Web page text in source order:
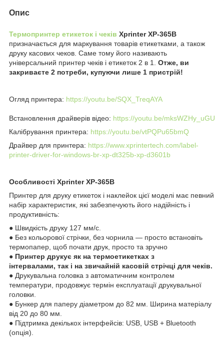
Опис
Термопринтер етикеток і чеків Xprinter XP-365B
призначається для маркування товарів етикетками, а також
друку касових чеков. Саме тому його називають
універсальний принтер чеків і етикеток 2 в 1. Отже, ви
закриваєте 2 потреби, купуючи лише 1 пристрій!
Огляд принтера: https://youtu.be/SQX_TreqAYA
Встановлення драйверів відео: https://youtu.be/mksWZHy_uGU
Калібрування принтера: https://youtu.be/vtPQPu65bmQ
Драйвер для принтера: https://www.xprintertech.com/label-
printer-driver-for-windows-br-xp-dt325b-xp-d3601b
Особливості Xprinter XP-365B
Принтер для друку етикеток і наклейок цієї моделі має певний
набір характеристик, які забезпечують його надійність і
продуктивність:
● Швидкість друку 127 мм/с.
● Без кольорової стрічки, без чорнила — просто встановіть
термопапер, щоб почати друк, просто та зручно
● Принтер друкує як на термоетикетках з
інтервалами, так і на звичайній касовій стрічці для чеків.
● Друкувальна головка з автоматичним контролем
температури, продовжує термін експлуатації друкувальної
головки.
● Бункер для паперу діаметром до 82 мм. Ширина матеріалу
від 20 до 80 мм.
● Підтримка декількох інтерфейсів: USB, USB + Bluetooth
(опція).